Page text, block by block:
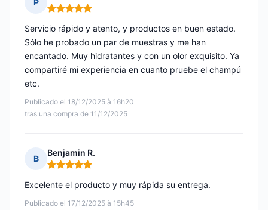
P
Nota: 5 de 5
Publicado el 18/12/2025 à 16h20
tras una compra de 11/12/2025
Servicio rápido y atento, y productos en buen estado.
Sólo he probado un par de muestras y me han
encantado. Muy hidratantes y con un olor exquisito. Ya
compartiré mi experiencia en cuanto pruebe el champú
etc.
B
Benjamin R.
Nota: 5 de 5
Publicado el 17/12/2025 à 15h45
Excelente el producto y muy rápida su entrega.